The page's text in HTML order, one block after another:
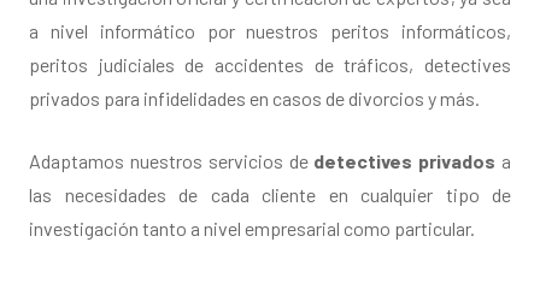
a nivel informático por nuestros peritos informáticos,
peritos judiciales de accidentes de tráficos, detectives
privados para infidelidades en casos de divorcios y más.
Adaptamos nuestros servicios de detectives privados a
las necesidades de cada cliente en cualquier tipo de
investigación tanto a nivel empresarial como particular.